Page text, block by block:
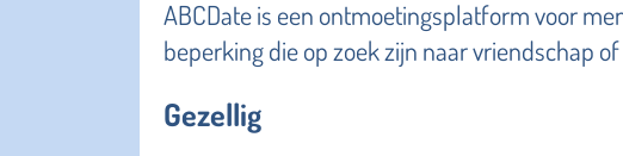
ABCDate is een ontmoetingsplatform voor
beperking die op zoek zijn naar vriendschap
Gezellig